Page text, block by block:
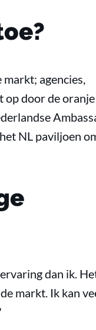
agencies,
op door de
NL paviljoen
dan ik.
markt. Ik kan